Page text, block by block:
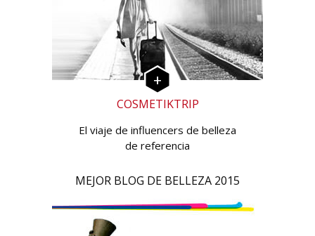
COSMETIKTRIP
El viaje de influencers de belleza
de referencia
MEJOR BLOG DE BELLEZA 2015